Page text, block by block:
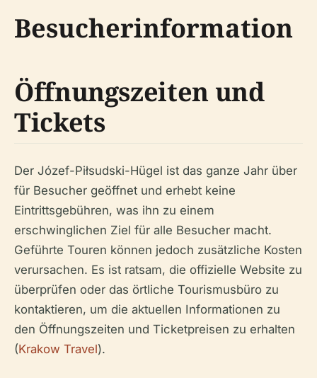
Besucherinformation
Öffnungszeiten und
Tickets
Der Józef-Piłsudski-Hügel ist das ganze Jahr über
für Besucher geöffnet und erhebt keine
Eintrittsgebühren, was ihn zu einem
erschwinglichen Ziel für alle Besucher macht.
Geführte Touren können jedoch zusätzliche Kosten
verursachen. Es ist ratsam, die offizielle Website zu
überprüfen oder das örtliche Tourismusbüro zu
kontaktieren, um die aktuellen Informationen zu
den Öffnungszeiten und Ticketpreisen zu erhalten
(Krakow Travel).